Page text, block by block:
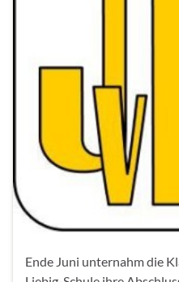
Ende Juni unternahm die